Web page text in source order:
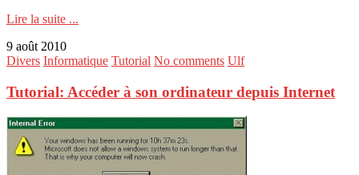
Lire la suite ...
9 août 2010
Divers Informatique Tutorial No comments Ulf
Tutorial: Accéder à son ordinateur depuis Internet